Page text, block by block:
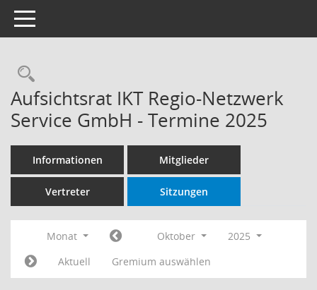
Toggle navigation
Rechercheauswahl
Aufsichtsrat IKT Regio-Netzwerk
Service GmbH - Termine 2025
Informationen Mitglieder
Vertreter Sitzungen
Monat Oktober
2025
Aktuell
Gremium auswählen